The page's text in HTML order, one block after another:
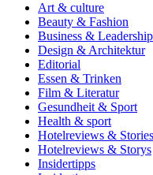
Art & culture
Beauty & Fashion
Business & Leadership
Design & Architektur
Editorial
Essen & Trinken
Film & Literatur
Gesundheit & Sport
Health & sport
Hotelreviews & Stories
Hotelreviews & Storys
Insidertipps